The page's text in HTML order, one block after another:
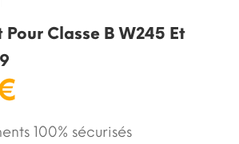
Pour Classe B W245 Et
100% sécurisés